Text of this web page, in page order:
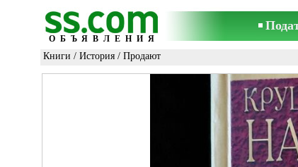
ОБЪЯВЛЕНИЯ
Книги / История / Продают